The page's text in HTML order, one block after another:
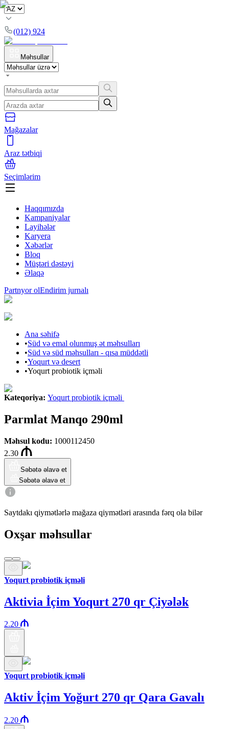
(012) 924
Məhsullar
Mağazalar
Araz tətbiqi
Seçimlərim
Haqqımızda
Kampaniyalar
Layihələr
Karyera
Xəbərlər
Bloq
Müştəri dəstəyi
Əlaqə
Partnyor olEndirim jurnalı
Ana səhifə
•Süd və emal olunmuş ət məhsulları
•Süd və süd məhsulları - qısa müddətli
•Yoqurt və desert
•Yoqurt probiotik içməli
Kateqoriya: Yoqurt probiotik içməli
Parmlat Manqo 290ml
Məhsul kodu: 1000112450
2.30
Səbətə əlavə et
Səbətə əlavə et
Saytdakı qiymətlərlə mağaza qiymətləri arasında fərq ola bilər
Oxşar məhsullar
Yoqurt probiotik içməli
Aktivia İçim Yoqurt 270 qr Çiyələk
2.20
Yoqurt probiotik içməli
Aktiv İçim Yoğurt 270 qr Qara Gavalı
2.20